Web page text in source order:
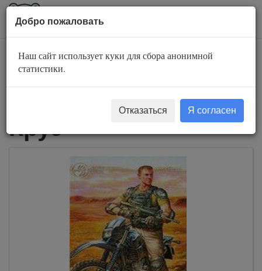
AuBook.org
Слушать
аудиокниги Андрей
Круз
Добро пожаловать
Наш сайт использует куки для сбора анонимной
статистики.
Отказаться Я согласен